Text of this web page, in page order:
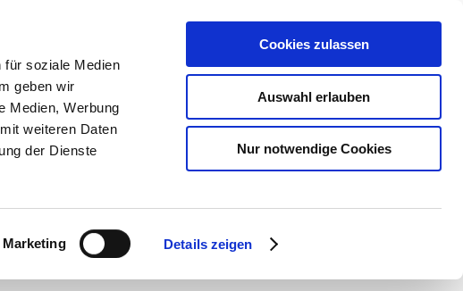
für soziale Medien
geben wir
Medien, Werbung
weiteren Daten
der Dienste
Marketing Details zeigen
Cookies zulassen
Auswahl erlauben
Nur notwendige Cookies